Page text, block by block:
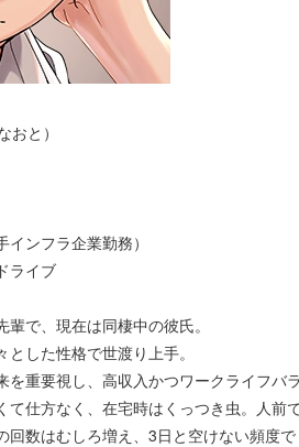
と）
インフラ企業勤務）
ライブ
輩で、現在は同棲中の彼氏。
とした性格で世渡り上手。
を重要視し、高収入かつワークライフバ
て仕方なく、在宅時はくっつき虫。人
回数はむしろ増え、3日と空けない頻度